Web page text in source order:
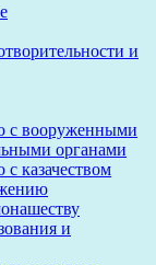
и
с вооруженными
органами
казачеством
и